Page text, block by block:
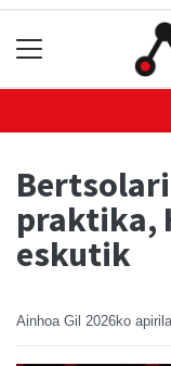
praktika,
eskutik
Ainhoa Gil 2026ko